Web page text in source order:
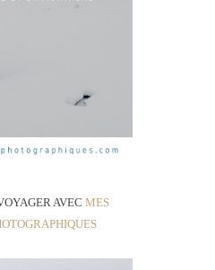
AVEC MES